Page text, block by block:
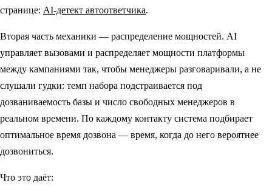
странице: AI-детект автоответчика.
Вторая часть механики — распределение мощностей. AI
управляет вызовами и распределяет мощности платформы
между кампаниями так, чтобы менеджеры разговаривали, а не
слушали гудки: темп набора подстраивается под
дозваниваемость базы и число свободных менеджеров в
реальном времени. По каждому контакту система подбирает
оптимальное время дозвона — время, когда до него вероятнее
дозвониться.
Что это даёт: